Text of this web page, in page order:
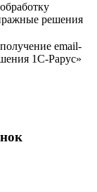
решения
email-
1С-Рарус»